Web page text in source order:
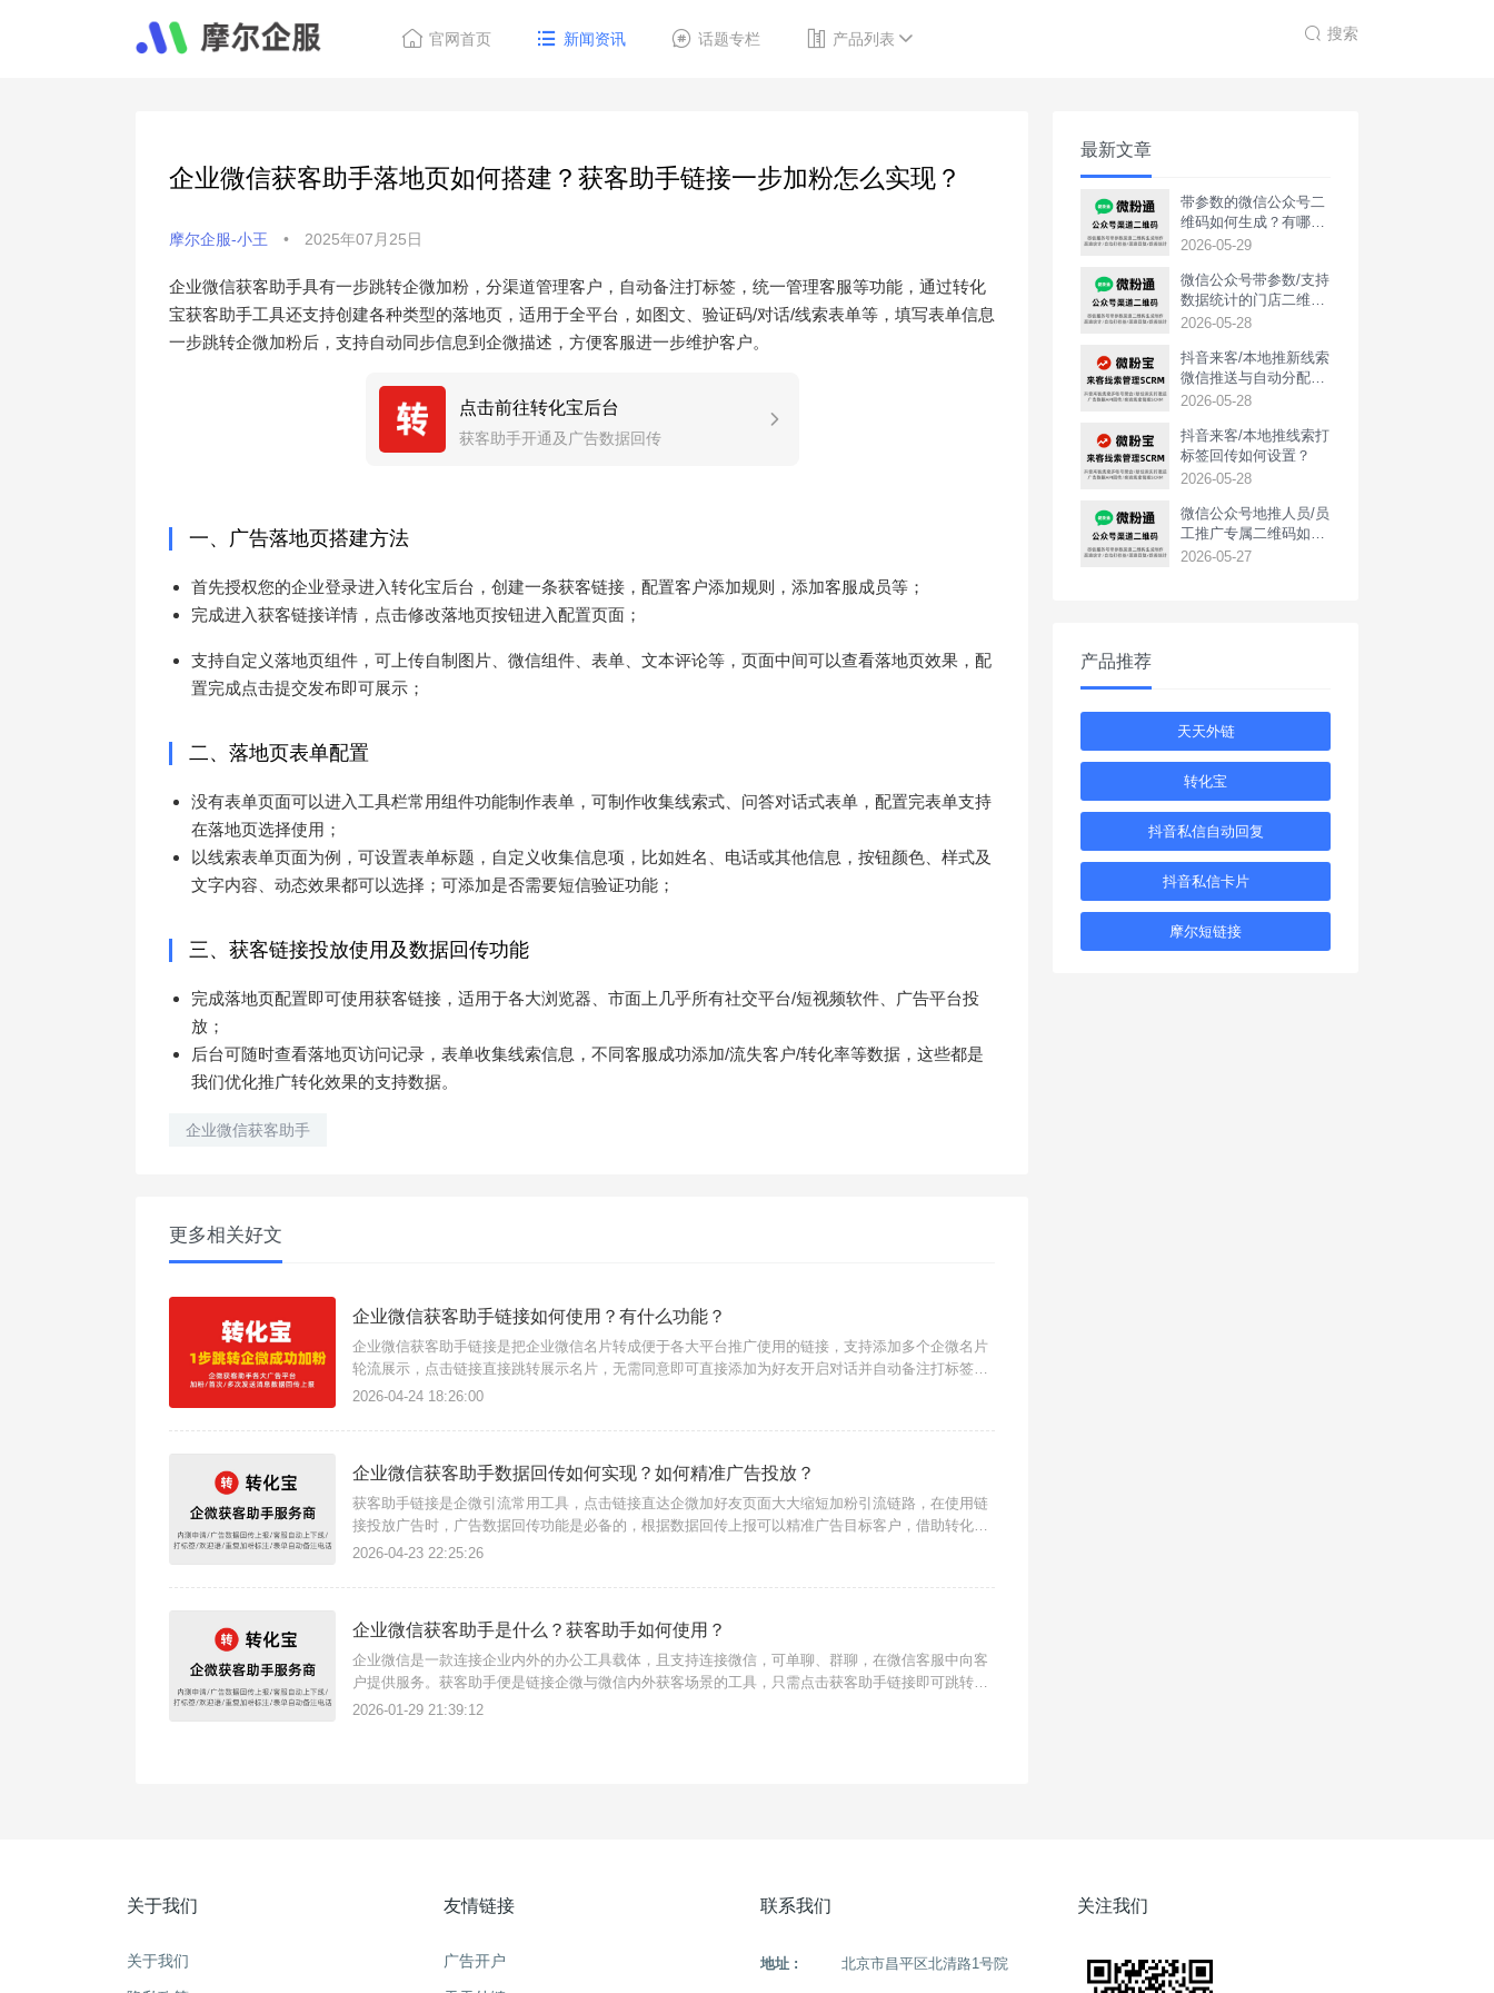
官网首页 新闻资讯 话题专栏 产品列表 搜索
企业微信获客助手落地页如何搭建？获客助手链接一步加粉怎么实现？
摩尔企服-小王 • 2025年07月25日
企业微信获客助手具有一步跳转企微加粉，分渠道管理客户，自动备注打标签，统一管理客服等功能，通过转化
宝获客助手工具还支持创建各种类型的落地页，适用于全平台，如图文、验证码/对话/线索表单等，填写表单信息
一步跳转企微加粉后，支持自动同步信息到企微描述，方便客服进一步维护客户。
点击前往转化宝后台
获客助手开通及广告数据回传
一、广告落地页搭建方法
首先授权您的企业登录进入转化宝后台，创建一条获客链接，配置客户添加规则，添加客服成员等；
完成进入获客链接详情，点击修改落地页按钮进入配置页面；
支持自定义落地页组件，可上传自制图片、微信组件、表单、文本评论等，页面中间可以查看落地页效果，配
置完成点击提交发布即可展示；
二、落地页表单配置
没有表单页面可以进入工具栏常用组件功能制作表单，可制作收集线索式、问答对话式表单，配置完表单支持
在落地页选择使用；
以线索表单页面为例，可设置表单标题，自定义收集信息项，比如姓名、电话或其他信息，按钮颜色、样式及
文字内容、动态效果都可以选择；可添加是否需要短信验证功能；
三、获客链接投放使用及数据回传功能
完成落地页配置即可使用获客链接，适用于各大浏览器、市面上几乎所有社交平台/短视频软件、广告平台投
放；
后台可随时查看落地页访问记录，表单收集线索信息，不同客服成功添加/流失客户/转化率等数据，这些都是
我们优化推广转化效果的支持数据。
企业微信获客助手
更多相关好文
企业微信获客助手链接如何使用？有什么功能？
企业微信获客助手链接是把企业微信名片转成便于各大平台推广使用的链接，支持添加多个企微名片
轮流展示，点击链接直接跳转展示名片，无需同意即可直接添加为好友开启对话并自动备注打标签、
发送欢迎语，缩短加粉流程，提高客服工作效率，使用转化宝三方获客助手服务商即可生成、管理获
2026-04-24 18:26:00
企业微信获客助手数据回传如何实现？如何精准广告投放？
获客助手链接是企微引流常用工具，点击链接直达企微加好友页面大大缩短加粉引流链路，在使用链
接投放广告时，广告数据回传功能是必备的，根据数据回传上报可以精准广告目标客户，借助转化宝
这款三方获客助手工具服务商，即可实现此功能，无论是广告代投人员或商家用户都可以使用。{转化
2026-04-23 22:25:26
企业微信获客助手是什么？获客助手如何使用？
企业微信是一款连接企业内外的办公工具载体，且支持连接微信，可单聊、群聊，在微信客服中向客
户提供服务。获客助手便是链接企微与微信内外获客场景的工具，只需点击获客助手链接即可跳转企
微页面加好友，可提升企业获客转化效率，降低获客成本，获客链接支持数据统计回传。{转化宝}获
2026-01-29 21:39:12
最新文章
带参数的微信公众号二
维码如何生成？有哪些
用途？
2026-05-29
微信公众号带参数/支持
数据统计的门店二维码
如何生成？
2026-05-28
抖音来客/本地推新线索
微信推送与自动分配如
何实现？
2026-05-28
抖音来客/本地推线索打
标签回传如何设置？
2026-05-28
‌微信公众号地推人员/员
工推广专属二维码如何
生成？
2026-05-27
产品推荐
天天外链
转化宝
抖音私信自动回复
抖音私信卡片
摩尔短链接
关于我们
关于我们
友情链接
广告开户
联系我们
地址 : 北京市昌平区北清路1号院
关注我们